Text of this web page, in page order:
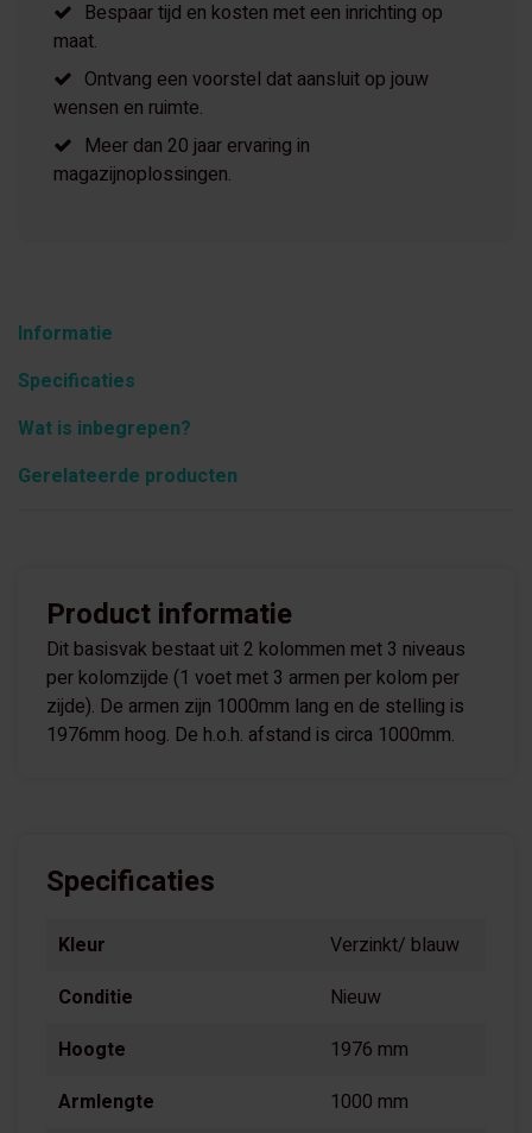
Bespaar tijd en kosten met een inrichting op
maat.
Ontvang een voorstel dat aansluit op jouw
wensen en ruimte.
Meer dan 20 jaar ervaring in
magazijnoplossingen.
Informatie
Specificaties
Wat is inbegrepen?
Gerelateerde producten
Product informatie
Dit basisvak bestaat uit 2 kolommen met 3 niveaus
per kolomzijde (1 voet met 3 armen per kolom per
zijde). De armen zijn 1000mm lang en de stelling is
1976mm hoog. De h.o.h. afstand is circa 1000mm.
Specificaties
Kleur
Verzinkt/ blauw
Conditie
Nieuw
Hoogte
1976 mm
Armlengte
1000 mm